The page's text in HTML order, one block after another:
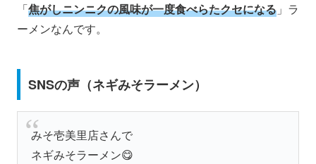
「焦がしニンニクの風味が一度食べらたクセになる 」ラ
ーメンなんです。
SNSの声（ネギみそラーメン）
みそ壱美里店さんで
ネギみそラーメン😋